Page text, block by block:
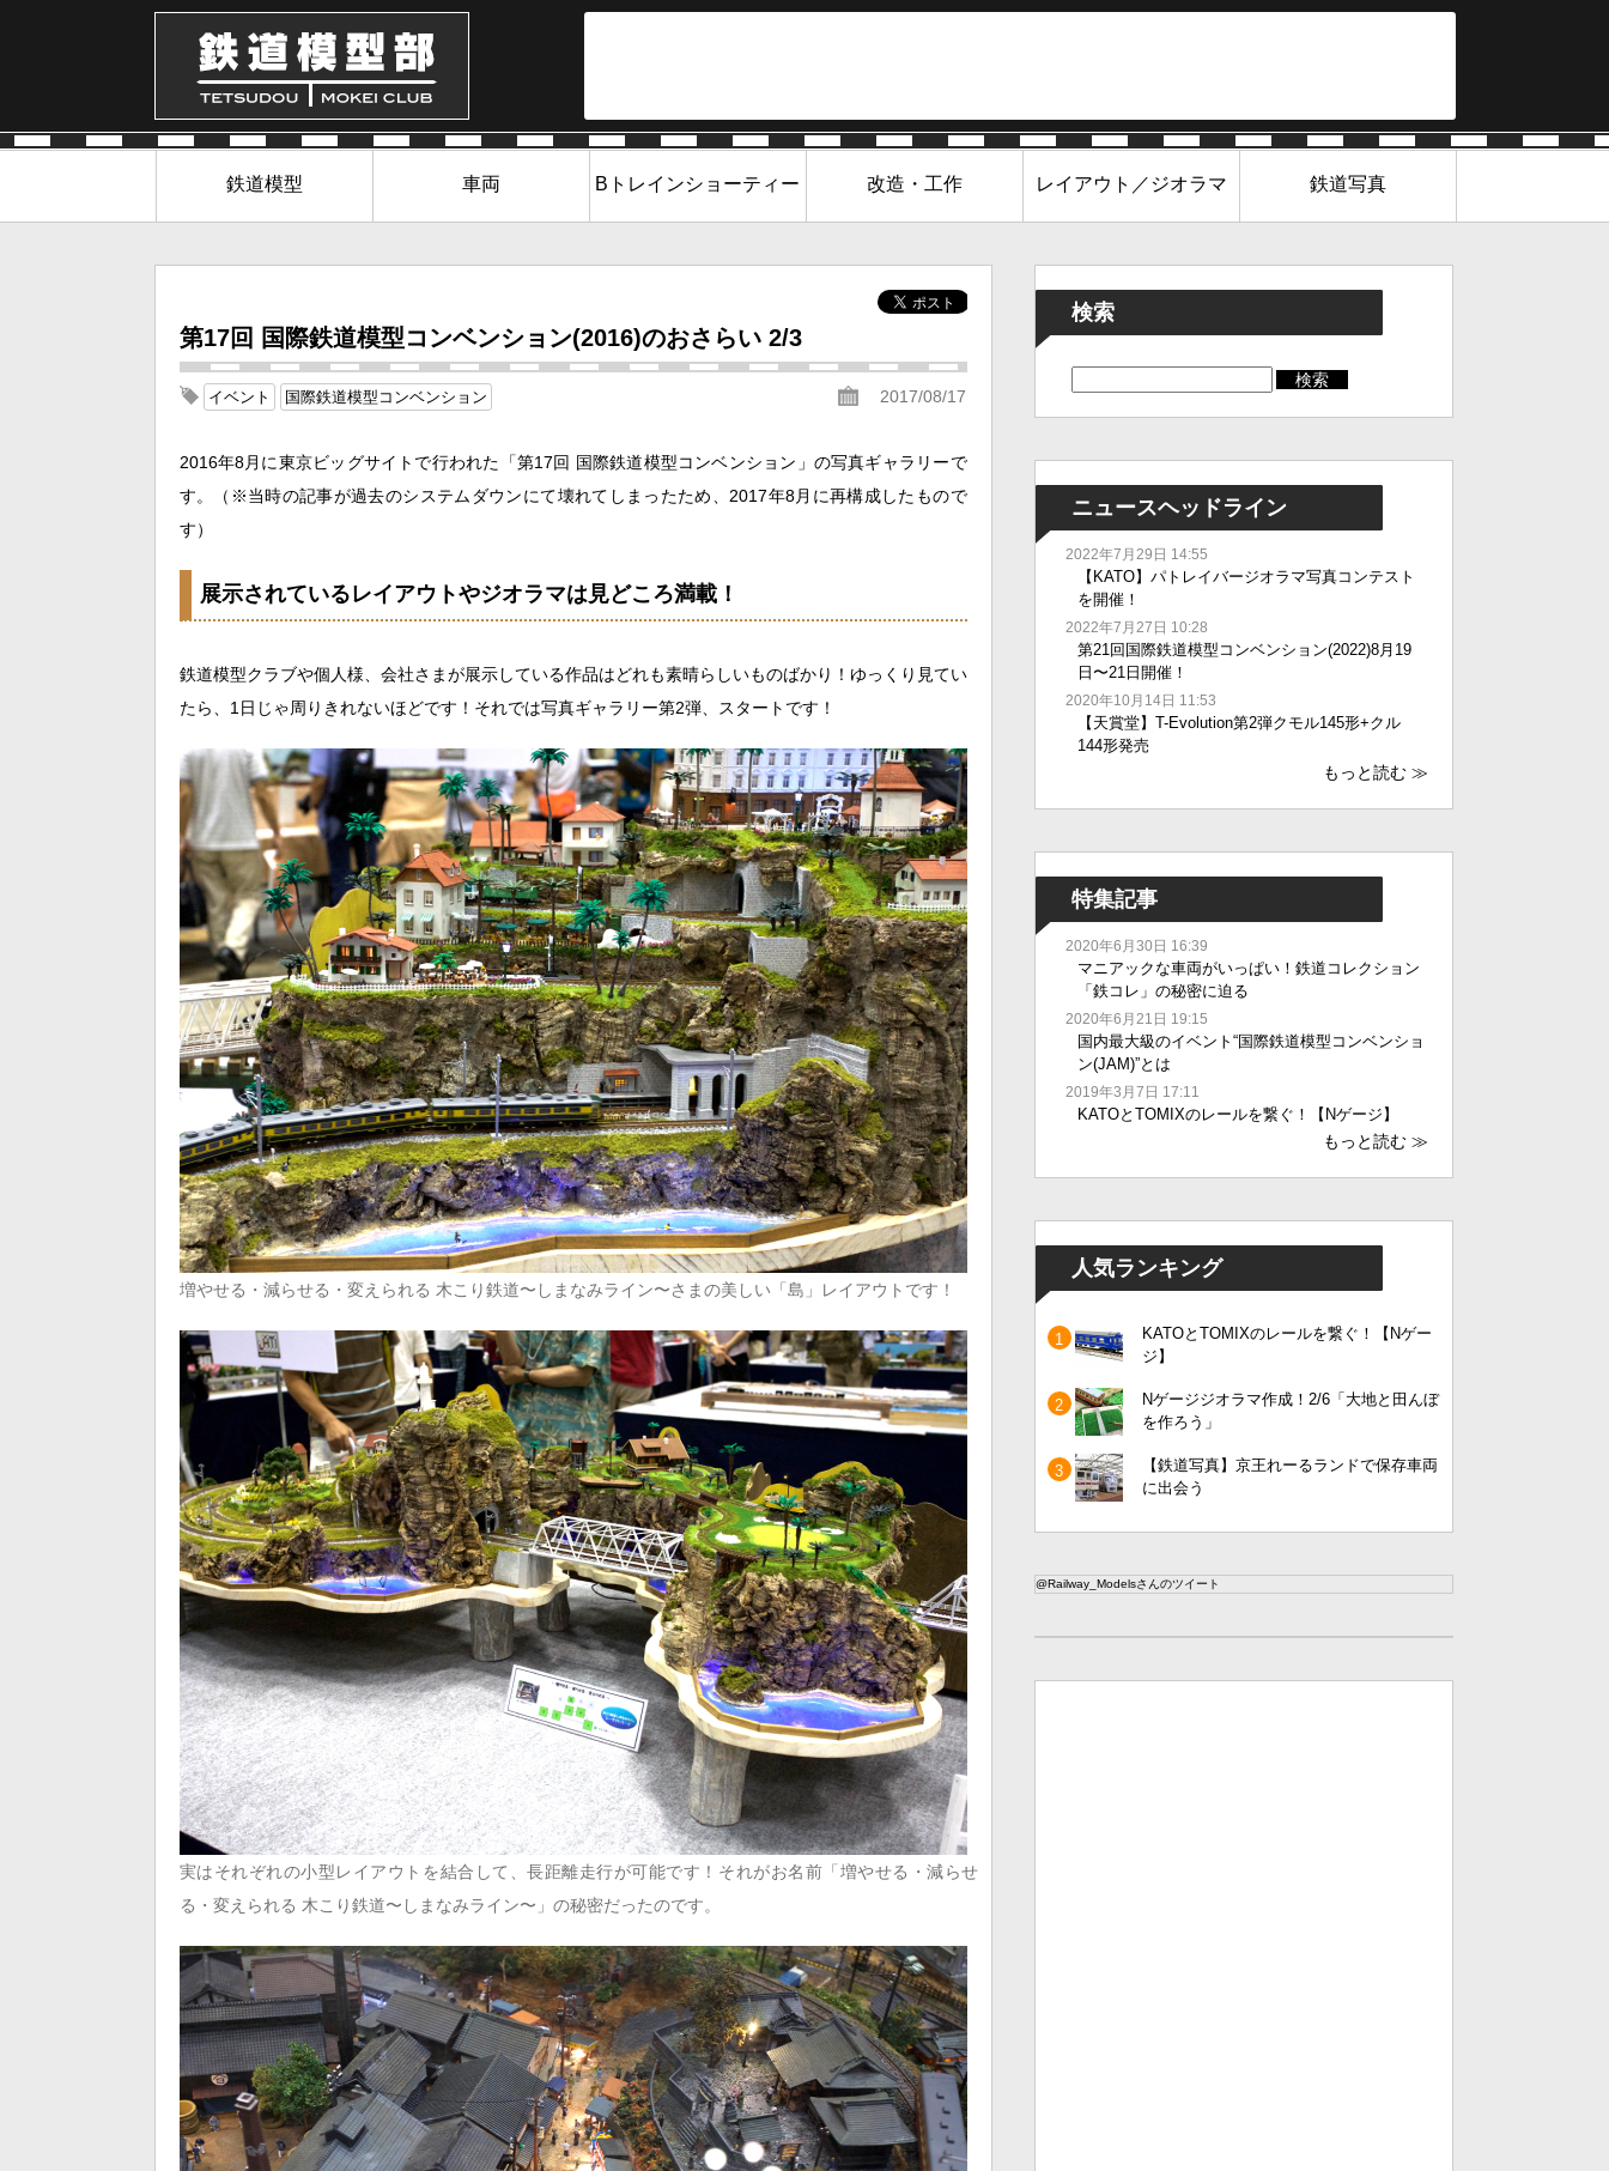
鉄道模型 車両 Bトレインショーティー 改造・工作 レイアウト／ジオラマ 鉄道写真
第17回 国際鉄道模型コンベンション(2016)のおさらい 2/3
イベント 国際鉄道模型コンベンション 2017/08/17
2016年8月に東京ビッグサイトで行われた「第17回 国際鉄道模型コンベンション」の写真ギャラリーで
す。（※当時の記事が過去のシステムダウンにて壊れてしまったため、2017年8月に再構成したもので
す）
展示されているレイアウトやジオラマは見どころ満載！
鉄道模型クラブや個人様、会社さまが展示している作品はどれも素晴らしいものばかり！ゆっくり見てい
たら、1日じゃ周りきれないほどです！それでは写真ギャラリー第2弾、スタートです！
増やせる・減らせる・変えられる 木こり鉄道〜しまなみライン〜さまの美しい「島」レイアウトです！
実はそれぞれの小型レイアウトを結合して、長距離走行が可能です！それがお名前「増やせる・減らせ
る・変えられる 木こり鉄道〜しまなみライン〜」の秘密だったのです。
検索
ニュースヘッドライン
2022年7月29日 14:55
【KATO】パトレイバージオラマ写真コンテスト
を開催！
2022年7月27日 10:28
第21回国際鉄道模型コンベンション(2022)8月19
日〜21日開催！
2020年10月14日 11:53
【天賞堂】T-Evolution第2弾クモル145形+クル
144形発売
もっと読む≫
特集記事
2020年6月30日 16:39
マニアックな車両がいっぱい！鉄道コレクション
「鉄コレ」の秘密に迫る
2020年6月21日 19:15
国内最大級のイベント“国際鉄道模型コンベンショ
ン(JAM)”とは
2019年3月7日 17:11
KATOとTOMIXのレールを繋ぐ！【Nゲージ】
もっと読む≫
人気ランキング
KATOとTOMIXのレールを繋ぐ！【Nゲー
ジ】
Nゲージジオラマ作成！2/6「大地と田んぼ
を作ろう」
【鉄道写真】京王れーるランドで保存車両
に出会う
@Railway_Modelsさんのツイート